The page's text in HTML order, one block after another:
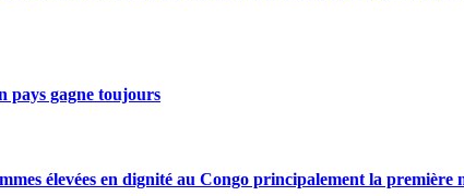
pays gagne toujours
élevées en dignité au Congo principalement la